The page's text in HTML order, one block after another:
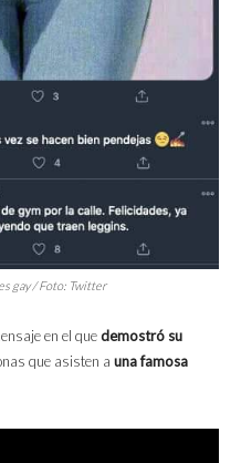
gay / Foto: Twitter
en el quedemostró su
que asisten a una famosa